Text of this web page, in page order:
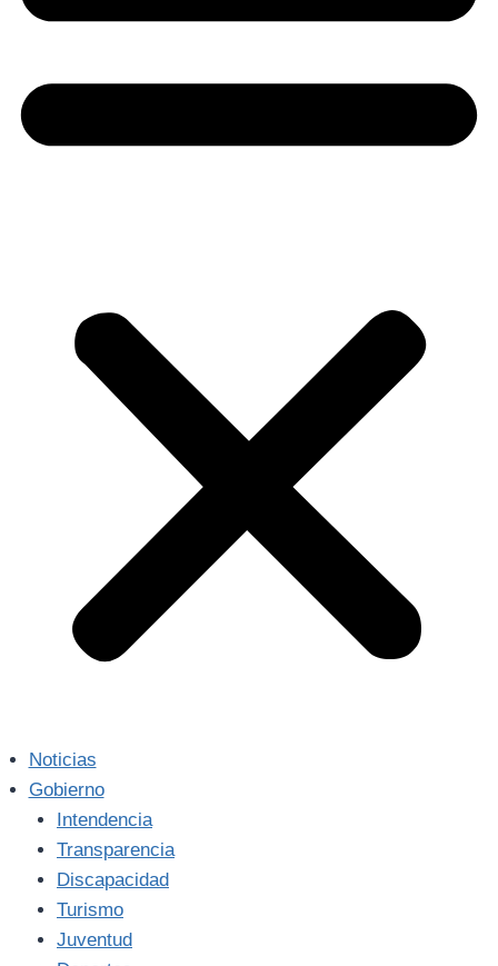
Noticias
Gobierno
Intendencia
Transparencia
Discapacidad
Turismo
Juventud